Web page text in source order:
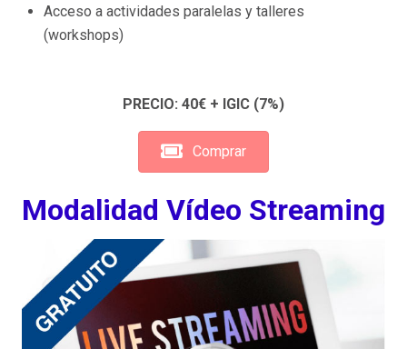
Acceso a actividades paralelas y talleres
(workshops)
PRECIO: 40€ + IGIC (7%)
Comprar
Modalidad Vídeo Streaming